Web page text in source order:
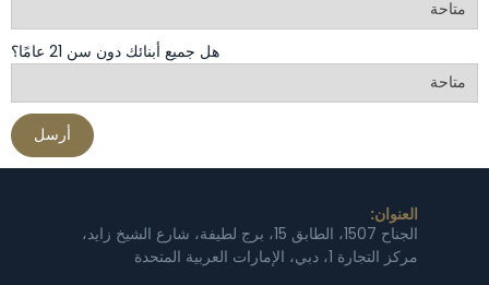
هل جميع أبنائك دون سن 21 عامًا؟
العنوان:
الجناح 1507، الطابق 15، برج لطيفة، شارع الشيخ زايد،
مركز التجارة 1، دبي، الإمارات العربية المتحدة